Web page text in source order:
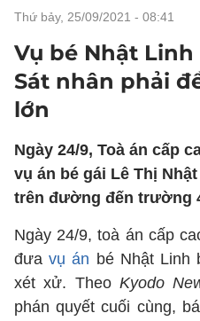
thứ bảy, 25/09/2021 - 08:41
Vụ bé Nhật
Sát nhân phải
lớn
Ngày 24/9, Toà án cấp
vụ án bé gái Lê Thị
trên đường đến trường
Ngày 24/9, toà án cấp
đưa vụ án bé Nhật Linh
xét xử. Theo Kyodo
phán quyết cuối cùng,